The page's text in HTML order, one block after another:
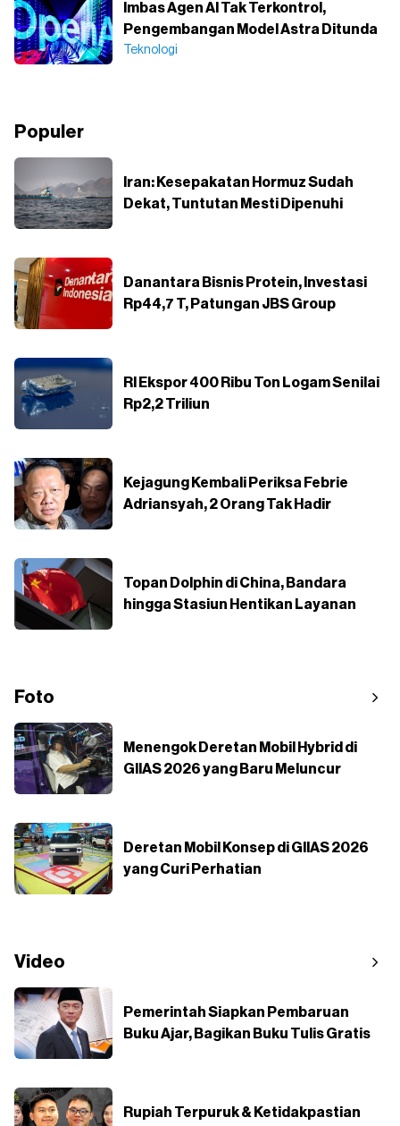
Imbas Agen AI Tak Terkontrol,
Pengembangan Model Astra Ditunda
Teknologi
Populer
Iran: Kesepakatan Hormuz Sudah
Dekat, Tuntutan Mesti Dipenuhi
Danantara Bisnis Protein, Investasi
Rp44,7 T, Patungan JBS Group
RI Ekspor 400 Ribu Ton Logam Senilai
Rp2,2 Triliun
Kejagung Kembali Periksa Febrie
Adriansyah, 2 Orang Tak Hadir
Topan Dolphin di China, Bandara
hingga Stasiun Hentikan Layanan
Foto
Menengok Deretan Mobil Hybrid di
GIIAS 2026 yang Baru Meluncur
Deretan Mobil Konsep di GIIAS 2026
yang Curi Perhatian
Video
Pemerintah Siapkan Pembaruan
Buku Ajar, Bagikan Buku Tulis Gratis
Rupiah Terpuruk & Ketidakpastian